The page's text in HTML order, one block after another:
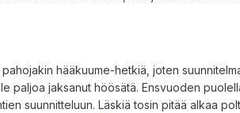
hääkuume-hetkiä, joten
paljoa jaksanut höösätä. Ensvuoden
suunnitteluun. Läskiä tosin pitää alkaa